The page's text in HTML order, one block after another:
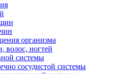
организма
волос, ногтей
системы
сосудистой системы